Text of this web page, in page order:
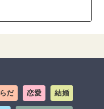
だ 恋愛 結婚